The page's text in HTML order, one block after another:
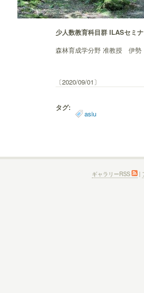
少人数教育科目群 ILASセミ
森林育成学分野 准教授 伊
〔2020/09/01〕
タグ:
asiu
ギャラリーRSS |